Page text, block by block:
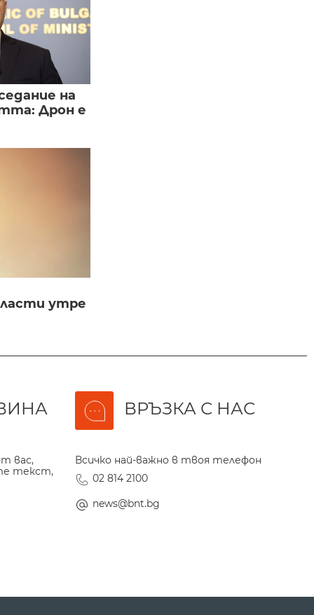
на
Дрон е
утре
вас,
текст,
ВРЪЗКА С НАС
Всичко най-важно в твоя телефон
02 814 2100
news@bnt.bg